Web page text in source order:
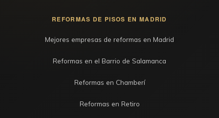
REFORMAS DE PISOS EN MADRID
Mejores empresas de reformas en Madrid
Reformas en el Barrio de Salamanca
Reformas en Chamberí
Reformas en Retiro